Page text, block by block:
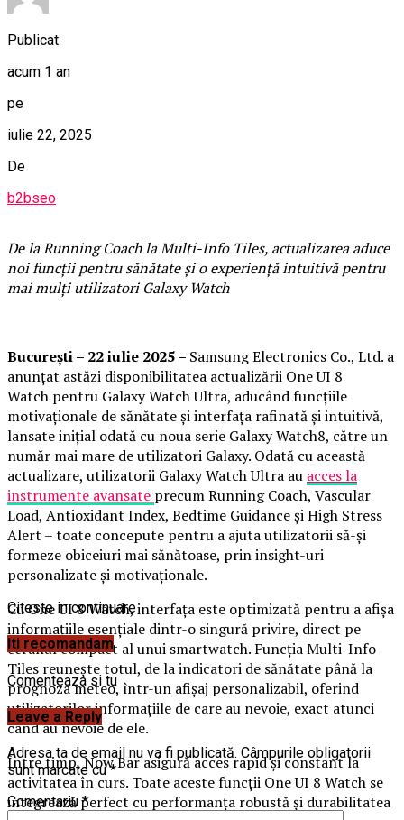
Publicat
acum 1 an
pe
iulie 22, 2025
De
b2bseo
De la Running Coach la Multi-Info Tiles, actualizarea aduce
noi funcții pentru sănătate și o experiență intuitivă pentru
mai mulți utilizatori Galaxy Watch
București – 22 iulie 2025 – Samsung Electronics Co., Ltd. a
anunțat astăzi disponibilitatea actualizării One UI 8
Watch pentru Galaxy Watch Ultra, aducând funcțiile
motivaționale de sănătate și interfața rafinată și intuitivă,
lansate inițial odată cu noua serie Galaxy Watch8, către un
număr mai mare de utilizatori Galaxy. Odată cu această
actualizare, utilizatorii Galaxy Watch Ultra au acces la
instrumente avansate precum Running Coach, Vascular
Load, Antioxidant Index, Bedtime Guidance și High Stress
Alert – toate concepute pentru a ajuta utilizatorii să-și
formeze obiceiuri mai sănătoase, prin insight-uri
personalizate și motivaționale.
Cu One UI 8 Watch, interfața este optimizată pentru a afișa
informațiile esențiale dintr-o singură privire, direct pe
ecranul compact al unui smartwatch. Funcția Multi-Info
Tiles reunește totul, de la indicatori de sănătate până la
prognoza meteo, într-un afișaj personalizabil, oferind
utilizatorilor informațiile de care au nevoie, exact atunci
când au nevoie de ele.
Între timp, Now Bar asigură acces rapid și constant la
activitatea în curs. Toate aceste funcții One UI 8 Watch se
integrează perfect cu performanța robustă și durabilitatea
Citeste in continuare
Iti recomandam
Comenteaza si tu
Leave a Reply
Adresa ta de email nu va fi publicată. Câmpurile obligatorii
sunt marcate cu*
Comentariu*